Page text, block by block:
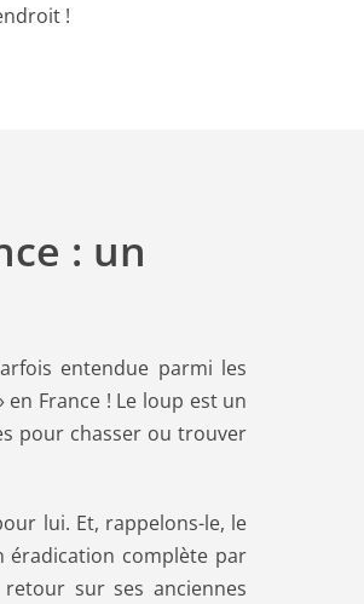
!
: un
entendue parmi les
France ! Le loup est un
pour chasser ou trouver
lui. Et, rappelons-le, le
éradication complète par
sur ses anciennes